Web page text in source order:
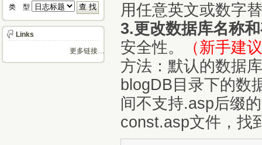
用任意英文或数字
3.更改数据库名称
安全性。
（新手建
方法：默认的数据
blogDB目录下的数
间不支持.asp后缀
const.asp文件，找
类 型
Links
更多链接…